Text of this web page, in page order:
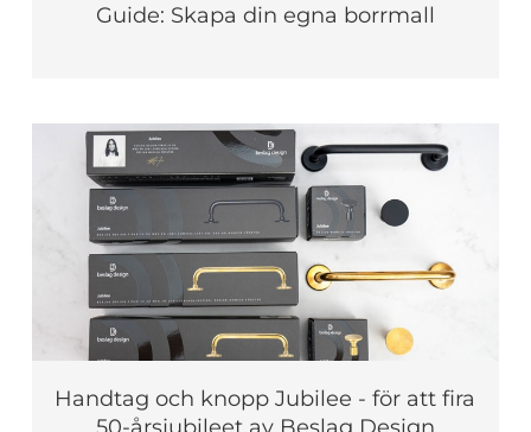
Guide: Skapa din egna borrmall
Handtag och knopp Jubilee - för att fira